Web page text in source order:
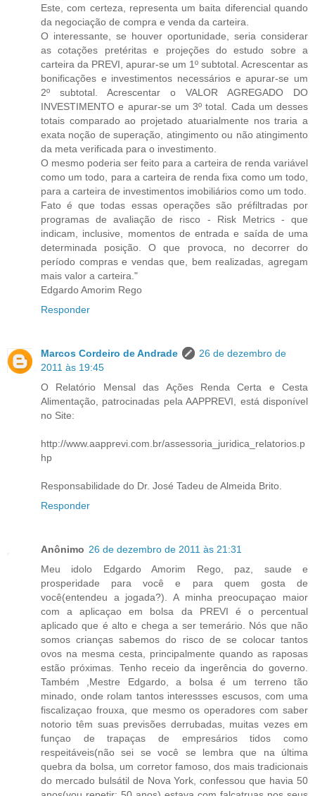
Este, com certeza, representa um baita diferencial quando
da negociação de compra e venda da carteira.
O interessante, se houver oportunidade, seria considerar
as cotações pretéritas e projeções do estudo sobre a
carteira da PREVI, apurar-se um 1º subtotal. Acrescentar as
bonificações e investimentos necessários e apurar-se um
2º subtotal. Acrescentar o VALOR AGREGADO DO
INVESTIMENTO e apurar-se um 3º total. Cada um desses
totais comparado ao projetado atuarialmente nos traria a
exata noção de superação, atingimento ou não atingimento
da meta verificada para o investimento.
O mesmo poderia ser feito para a carteira de renda variável
como um todo, para a carteira de renda fixa como um todo,
para a carteira de investimentos imobiliários como um todo.
Fato é que todas essas operações são préfiltradas por
programas de avaliação de risco - Risk Metrics - que
indicam, inclusive, momentos de entrada e saída de uma
determinada posição. O que provoca, no decorrer do
período compras e vendas que, bem realizadas, agregam
mais valor a carteira."
Edgardo Amorim Rego
Responder
Marcos Cordeiro de Andrade
26 de dezembro de
2011 às 19:45
O Relatório Mensal das Ações Renda Certa e Cesta
Alimentação, patrocinadas pela AAPPREVI, está disponível
no Site:
http://www.aapprevi.com.br/assessoria_juridica_relatorios.p
hp
Responsabilidade do Dr. José Tadeu de Almeida Brito.
Responder
Anônimo 26 de dezembro de 2011 às 21:31
Meu idolo Edgardo Amorim Rego, paz, saude e
prosperidade para você e para quem gosta de
você(entendeu a jogada?). A minha preocupaçao maior
com a aplicaçao em bolsa da PREVI é o percentual
aplicado que é alto e chega a ser temerário. Nós que não
somos crianças sabemos do risco de se colocar tantos
ovos na mesma cesta, principalmente quando as raposas
estão próximas. Tenho receio da ingerência do governo.
Também ,Mestre Edgardo, a bolsa é um terreno tão
minado, onde rolam tantos interessses escusos, com uma
fiscalizaçao frouxa, que mesmo os operadores com saber
notorio têm suas previsões derrubadas, muitas vezes em
funçao de trapaças de empresários tidos como
respeitáveis(não sei se você se lembra que na última
quebra da bolsa, um corretor famoso, dos mais tradicionais
do mercado bulsátil de Nova York, confessou que havia 50